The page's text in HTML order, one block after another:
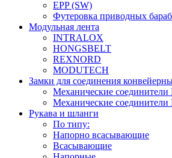
EPP (SW)
Футеровка приводных
Модульная лента
INTRALOX
HONGSBELT
REXNORD
MODUTECH
Замки для соединения
Механические соединители
Механические
Рукава и шланги
По типу:
Напорно всасывающие
Всасывающие